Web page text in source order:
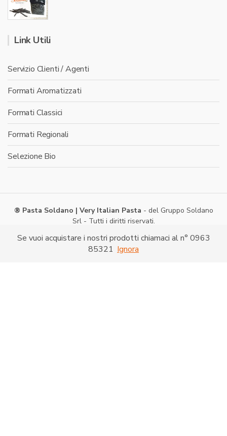
Se vuoi acquistare i nostri prodotti chiamaci al n° 0963
85321 Ignora
Link Utili
Servizio Clienti / Agenti
Formati Aromatizzati
Formati Classici
Formati Regionali
Selezione Bio
® Pasta Soldano | Very Italian Pasta - del Gruppo Soldano
Srl - Tutti i diritti riservati.
Via Caduti di Nassiriya -Shopping on line - P. IVA:
03286520790